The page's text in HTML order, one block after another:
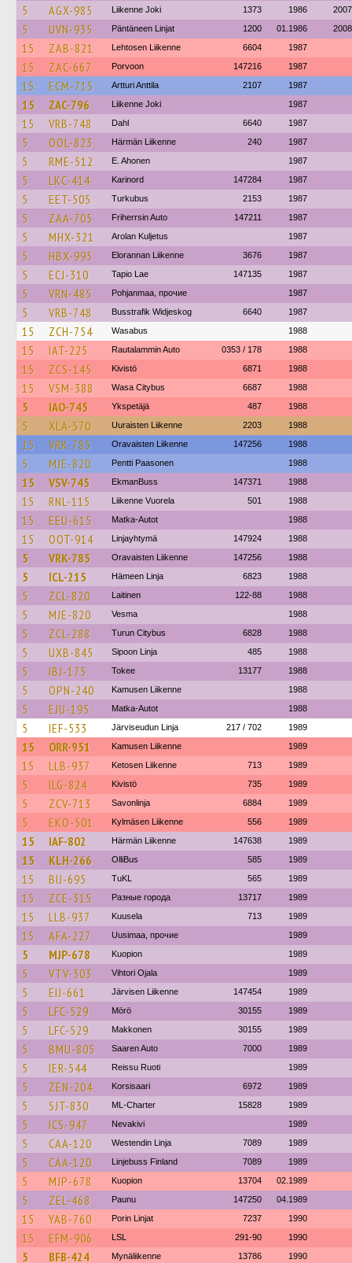
5 AGX-985 Liikenne Joki 1373 1986 2007
5 UVN-935 Päntäneen Linjat 1200 01.1986 2008
15 ZAB-821 Lehtosen Liikenne 6604 1987
15 ZAC-667 Porvoon 147216 1987
15 ECM-715 Artturi Anttila 2107 1987
15 ZAC-796 Liikenne Joki 1987
15 VRB-748 Dahl 6640 1987
5 OOL-823 Härmän Liikenne 240 1987
5 RME-512 E. Ahonen 1987
5 LKC-414 Karinord 147284 1987
5 EET-505 Turkubus 2153 1987
5 ZAA-705 Friherrsin Auto 147211 1987
5 MHX-321 Arolan Kuljetus 1987
5 HBX-995 Elorannan Liikenne 3676 1987
5 ECJ-310 Tapio Lae 147135 1987
5 VRN-485 Pohjanmaa, прочие 1987
5 VRB-748 Busstrafik Widjeskog 6640 1987
15 ZCH-754 Wasabus 1988
15 IAT-225 Rautalammin Auto 0353 / 178 1988
15 ZCS-145 Kivistö 6871 1988
15 VSM-388 Wasa Citybus 6687 1988
5 IAO-745 Ykspetäjä 487 1988
5 XLA-570 Uuraisten Liikenne 2203 1988
15 VRK-785 Oravaisten Liikenne 147256 1988
5 MJE-820 Pentti Paasonen 1988
15 VSV-745 EkmanBuss 147371 1988
15 RNL-115 Liikenne Vuorela 501 1988
15 EEU-615 Matka-Autot 1988
15 OOT-914 Linjayhtymä 147924 1988
5 VRK-785 Oravaisten Liikenne 147256 1988
5 ICL-215 Hämeen Linja 6823 1988
5 ZCL-820 Laitinen 122-88 1988
5 MJE-820 Vesma 1988
5 ZCL-288 Turun Citybus 6828 1988
5 UXB-845 Sipoon Linja 485 1988
5 IBJ-175 Tokee 13177 1988
5 OPN-240 Kamusen Liikenne 1988
5 EJU-195 Matka-Autot 1988
5 IEF-533 Järviseudun Linja 217 / 702 1989
15 ORR-951 Kamusen Liikenne 1989
15 LLB-937 Ketosen Liikenne 713 1989
5 ILG-824 Kivistö 735 1989
5 ZCV-713 Savonlinja 6884 1989
5 EKO-501 Kylmäsen Liikenne 556 1989
15 IAF-802 Härmän Liikenne 147638 1989
15 KLH-266 OlliBus 585 1989
15 BIJ-695 TuKL 565 1989
15 ZCE-315 Разные города 13717 1989
15 LLB-937 Kuusela 713 1989
15 AFA-227 Uusimaa, прочие 1989
5 MJP-678 Kuopion 1989
5 VTV-303 Vihtori Ojala 1989
5 EIJ-661 Järvisen Liikenne 147454 1989
5 LFC-529 Mörö 30155 1989
5 LFC-529 Makkonen 30155 1989
5 BMU-805 Saaren Auto 7000 1989
5 IER-544 Reissu Ruoti 1989
5 ZEN-204 Korsisaari 6972 1989
5 SJT-830 ML-Charter 15828 1989
5 ICS-947 Nevakivi 1989
5 CAA-120 Westendin Linja 7089 1989
5 CAA-120 Linjebuss Finland 7089 1989
5 MJP-678 Kuopion 13704 02.1989
5 ZEL-468 Paunu 147250 04.1989
15 YAB-760 Porin Linjat 7237 1990
15 EFM-906 LSL 291-90 1990
5 BFB-424 Mynäliikenne 13786 1990